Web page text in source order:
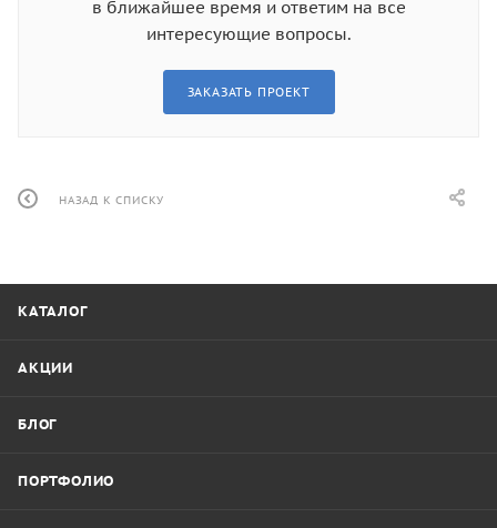
в ближайшее время и ответим на все
интересующие вопросы.
ЗАКАЗАТЬ ПРОЕКТ
НАЗАД К СПИСКУ
КАТАЛОГ
АКЦИИ
БЛОГ
ПОРТФОЛИО